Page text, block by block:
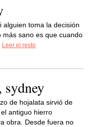
alguien toma la decisión
más sano es que cuando
Leer el resto
sydney
de hojalata sirvió de
antiguo hierro
obra. Desde fuera no